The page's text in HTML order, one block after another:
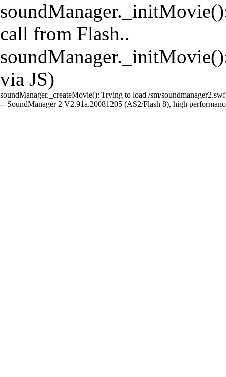
call from Flash..
via JS)
soundManager._createMovie(): Trying to load /sm/soundmanager2.swf
-- SoundManager 2 V2.91a.20081205 (AS2/Flash 8), high